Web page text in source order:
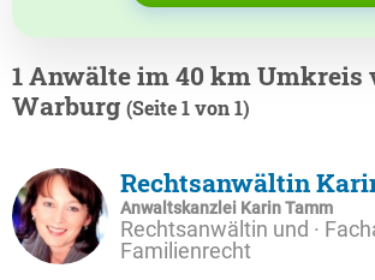
1 Anwälte im 40 km Umkreis
Warburg (Seite 1 von 1)
Rechtsanwältin
Anwaltskanzlei Karin Tamm
Rechtsanwältin und ·
Familienrecht